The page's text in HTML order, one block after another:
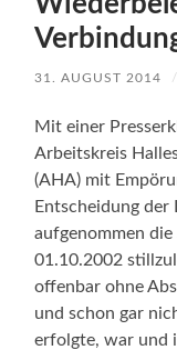
31. AUGUST 2014 /
Mit einer
Arbeitskreis
(AHA) mit
Entscheidung der
aufgenommen
01.10.2002
offenbar ohne
und schon gar
erfolgte, war und